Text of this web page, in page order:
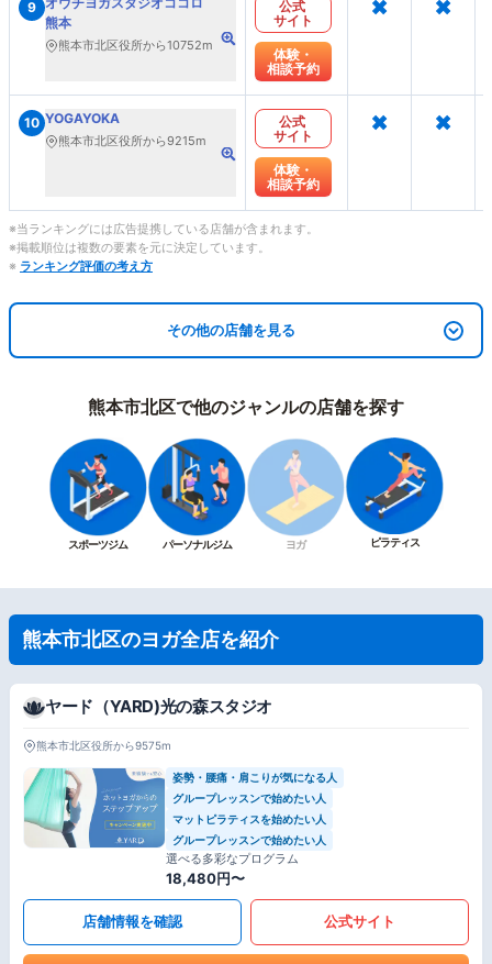
9
熊本
熊本市北区役所から10752m
公式
サイト
体験・
相談予約
× ×
10 YOGAYOKA
熊本市北区役所から9215m
公式
サイト
体験・
相談予約
× ×
※当ランキングには広告提携している店舗が含まれます。
※掲載順位は複数の要素を元に決定しています。
※ ランキング評価の考え方
その他の店舗を見る
熊本市北区で他のジャンルの店舗を探す
スポーツジム パーソナルジム ヨガ ピラティス
熊本市北区のヨガ全店を紹介
ヤード（YARD)光の森スタジオ
熊本市北区役所から9575m
姿勢・腰痛・肩こりが気になる人
グループレッスンで始めたい人
マットピラティスを始めたい人
グループレッスンで始めたい人
選べる多彩なプログラム
18,480円〜
店舗情報を確認 公式サイト